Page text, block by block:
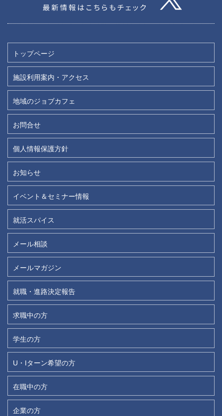
トップページ
施設利用案内・アクセス
地域のジョブカフェ
お問合せ
個人情報保護方針
お知らせ
イベント＆セミナー情報
就活スパイス
メール相談
メールマガジン
就職・進路決定報告
求職中の方
学生の方
U・Iターン希望の方
在職中の方
企業の方